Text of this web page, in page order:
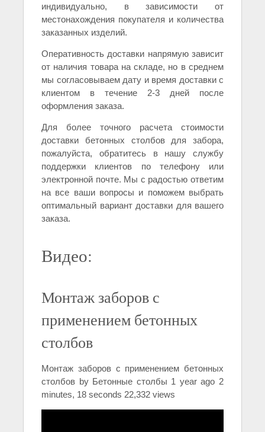
индивидуально, в зависимости от
местонахождения покупателя и количества
заказанных изделий.
Оперативность доставки напрямую зависит
от наличия товара на складе, но в среднем
мы согласовываем дату и время доставки с
клиентом в течение 2-3 дней после
оформления заказа.
Для более точного расчета стоимости
доставки бетонных столбов для забора,
пожалуйста, обратитесь в нашу службу
поддержки клиентов по телефону или
электронной почте. Мы с радостью ответим
на все ваши вопросы и поможем выбрать
оптимальный вариант доставки для вашего
заказа.
Видео:
Монтаж заборов с
применением бетонных
столбов
Монтаж заборов с применением бетонных
столбов by Бетонные столбы 1 year ago 2
minutes, 18 seconds 22,332 views